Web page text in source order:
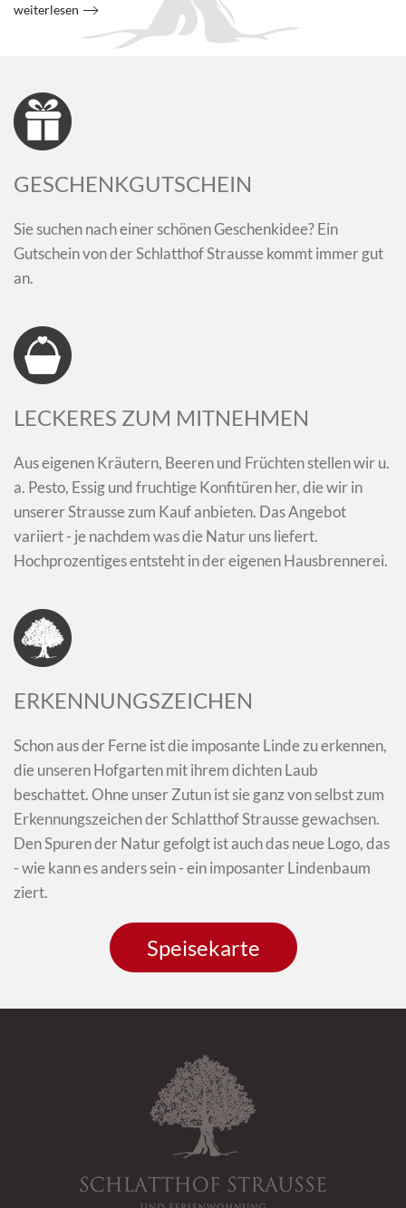
weiterlesen
GESCHENKGUTSCHEIN
Sie suchen nach einer schönen Geschenkidee? Ein
Gutschein von der Schlatthof Strausse kommt immer gut
an.
LECKERES ZUM MITNEHMEN
Aus eigenen Kräutern, Beeren und Früchten stellen wir u.
a. Pesto, Essig und fruchtige Konfitüren her, die wir in
unserer Strausse zum Kauf anbieten. Das Angebot
variiert - je nachdem was die Natur uns liefert.
Hochprozentiges entsteht in der eigenen Hausbrennerei.
ERKENNUNGSZEICHEN
Schon aus der Ferne ist die imposante Linde zu erkennen,
die unseren Hofgarten mit ihrem dichten Laub
beschattet. Ohne unser Zutun ist sie ganz von selbst zum
Erkennungszeichen der Schlatthof Strausse gewachsen.
Den Spuren der Natur gefolgt ist auch das neue Logo, das
- wie kann es anders sein - ein imposanter Lindenbaum
ziert.
Speisekarte